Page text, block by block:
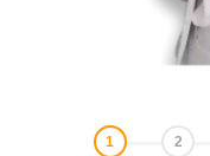
1
2